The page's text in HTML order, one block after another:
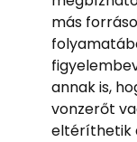
más
annak is,
vonzerőt
eltéríthetik